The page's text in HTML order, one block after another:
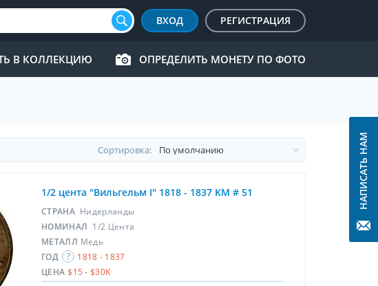
ВХОД РЕГИСТРАЦИЯ
В КОЛЛЕКЦИЮ ОПРЕДЕЛИТЬ МОНЕТУ ПО ФОТО
Cортировка:
1/2 цента "Вильгельм I" 1818 - 1837 KM # 51
СТРАНА Нидерланды
НОМИНАЛ 1/2 Цента
МЕТАЛЛ Медь
ГОД
1818 - 1837
ЦЕНА $15 - $30K
НАПИСАТЬ НАМ